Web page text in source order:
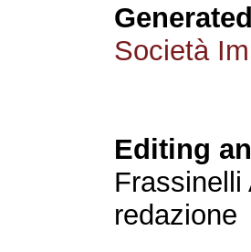
Società
Editing
Frassinelli
redazione